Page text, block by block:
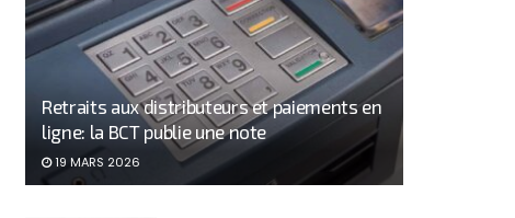
Retraits aux distributeurs et paiements en
ligne: la BCT publie une note
19 MARS 2026